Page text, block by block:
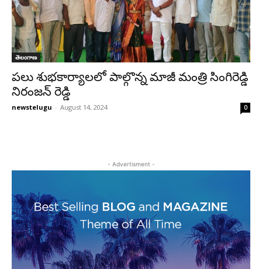
తెలంగాణ
పలు శుభకార్యాలలో పాల్గొన్న మాజీ మంత్రి సింగిరెడ్డి
నిరంజన్ రెడ్డి
newstelugu - August 14, 2024 0
- Advertisment -